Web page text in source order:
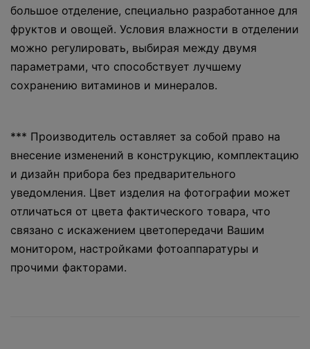
большое отделение, специально разработанное для
фруктов и овощей. Условия влажности в отделении
можно регулировать, выбирая между двумя
параметрами, что способствует лучшему
сохранению витаминов и минералов.
*** Производитель оставляет за собой право на
внесение изменений в конструкцию, комплектацию
и дизайн прибора без предварительного
уведомления. Цвет изделия на фотографии может
отличаться от цвета фактического товара, что
связано с искажением цветопередачи Вашим
монитором, настройками фотоаппаратуры и
прочими факторами.